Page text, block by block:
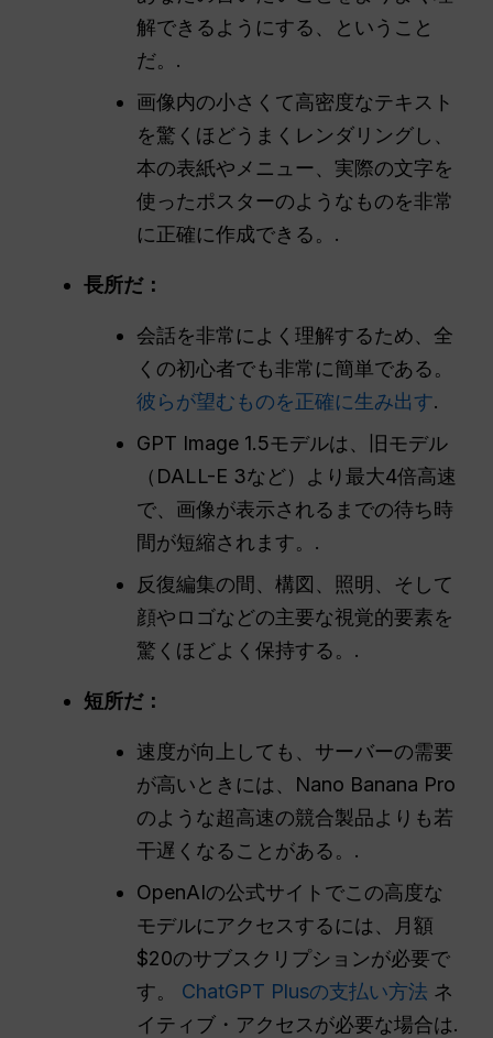
解できるようにする、ということ
だ。.
画像内の小さくて高密度なテキスト
を驚くほどうまくレンダリングし、
本の表紙やメニュー、実際の文字を
使ったポスターのようなものを非常
に正確に作成できる。.
長所だ：
会話を非常によく理解するため、全
くの初心者でも非常に簡単である。
彼らが望むものを正確に生み出す.
GPT Image 1.5モデルは、旧モデル
（DALL-E 3など）より最大4倍高速
で、画像が表示されるまでの待ち時
間が短縮されます。.
反復編集の間、構図、照明、そして
顔やロゴなどの主要な視覚的要素を
驚くほどよく保持する。.
短所だ：
速度が向上しても、サーバーの需要
が高いときには、Nano Banana Pro
のような超高速の競合製品よりも若
干遅くなることがある。.
OpenAIの公式サイトでこの高度な
モデルにアクセスするには、月額
$20のサブスクリプションが必要で
す。 ChatGPT Plusの支払い方法 ネ
イティブ・アクセスが必要な場合は.